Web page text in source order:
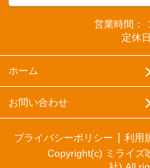
営業時間：
定休
ホーム
お問い合わせ
プライバシーポリシー 利用
Copyright(c) ミライ